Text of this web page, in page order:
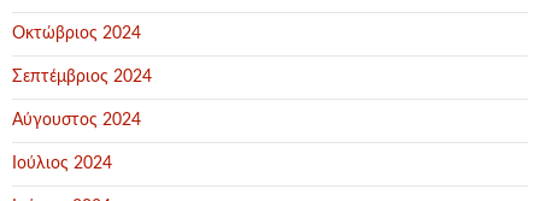
Οκτώβριος 2024
Σεπτέμβριος 2024
Αύγουστος 2024
Ιούλιος 2024